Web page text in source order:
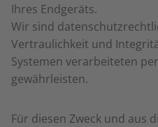
Ihres Endgeräts.
Wir sind
Vertraulichkeit und
Systemen verarbeiteten
gewährleisten.
Für diesen Zweck und aus